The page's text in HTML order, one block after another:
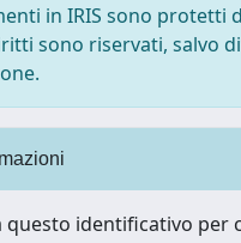
in IRIS sono protetti
sono riservati, salvo
questo identificativo per